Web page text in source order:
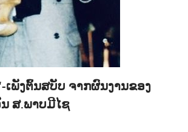
ເພັງຕົ້ນສບັບ ຈາກຜົນງານຂອງ
ສ.ພາບມີໄຊ